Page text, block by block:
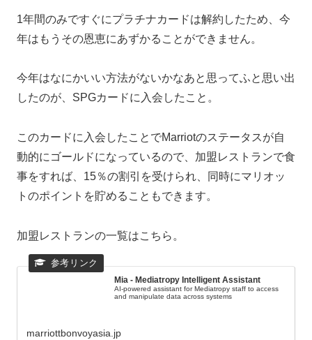
1年間のみですぐにプラチナカードは解約したため、今
年はもうその恩恵にあずかることができません。
今年はなにかいい方法がないかなあと思ってふと思い出
したのが、SPGカードに入会したこと。
このカードに入会したことでMarriotのステータスが自
動的にゴールドになっているので、加盟レストランで食
事をすれば、15％の割引を受けられ、同時にマリオッ
トのポイントを貯めることもできます。
加盟レストランの一覧はこちら。
Mia - Mediatropy Intelligent Assistant
AI-powered assistant for Mediatropy staff to access
and manipulate data across systems
marriottbonvoyasia.jp